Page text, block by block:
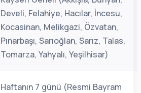
Develi, Felahiye, Hacılar, İncesu,
Kocasinan, Melikgazi, Özvatan,
Pınarbaşı, Sarıoğlan, Sarız, Talas,
Tomarza, Yahyalı, Yeşilhisar)
Haftanın 7 günü (Resmi Bayram